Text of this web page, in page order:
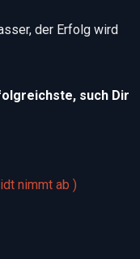
der Erfolg wird
such Dir
nimmt ab )